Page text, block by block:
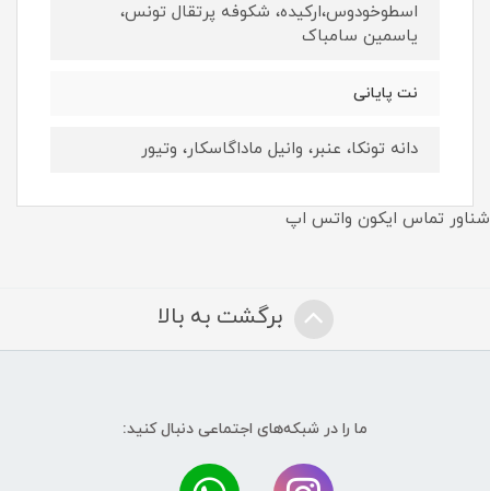
اسطوخودوس،ارکیده، شکوفه پرتقال تونس،
یاسمین سامباک
نت پايانى
دانه تونکا، عنبر، وانیل ماداگاسکار، وتیور
شناور تماس ایکون واتس اپ
برگشت به بالا
ما را در شبکه‌های اجتماعی دنبال کنید: